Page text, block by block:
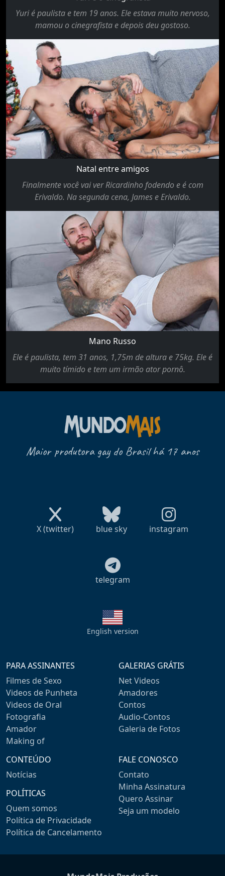
Yuri é paulista e tem 19 anos. Ele estava muito nervoso,
mamou o cinegrafista e depois deu gostoso.
Natal entre amigos
Finalmente você vai ver Ricardinho fodendo e é com
Erivaldo. Na segunda cena, James e Erivaldo.
Mano Russo
Ele é paulista, tem 31 anos, 1,75m de altura e 75kg. Ele é
muito tímido e tem um irmão ator pornô.
Maior produtora gay do Brasil há 17 anos
X (twitter) blue sky instagram
telegram
English version
PARA ASSINANTES
Filmes de Sexo
Videos de Punheta
Videos de Oral
Fotografia
Amador
Making of
GALERIAS GRÁTIS
Net Videos
Amadores
Contos
Audio-Contos
Galeria de Fotos
CONTEÚDO
Notícias
POLÍTICAS
Quem somos
Política de Privacidade
Política de Cancelamento
FALE CONOSCO
Contato
Minha Assinatura
Quero Assinar
Seja um modelo